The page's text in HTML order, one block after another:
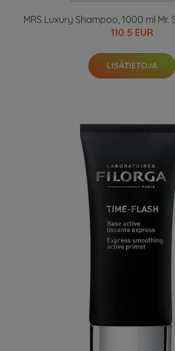
MRS Luxury Shampoo, 1000 ml Mr.
110.5 EUR
LISÄTIETOJA